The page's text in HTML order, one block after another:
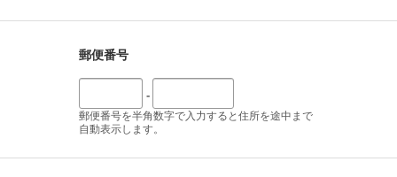
郵便番号
-
郵便番号を半角数字で入力すると住所を途中まで
自動表示します。